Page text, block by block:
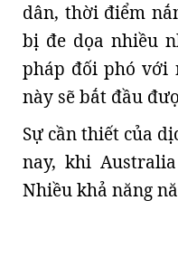
dân, thời điểm
bị đe dọa nhiều
pháp đối phó với
này sẽ bắt đầu
Sự cần thiết của
nay, khi
Nhiều khả năng